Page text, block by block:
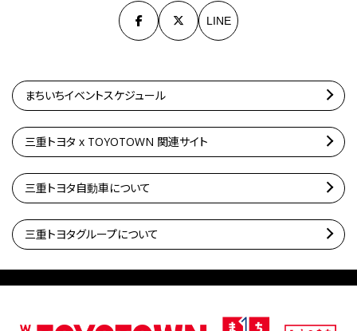
LINE
まちいちイベントスケジュール
三重トヨタ x TOYOTOWN 関連サイト
三重トヨタ自動車について
三重トヨタグループについて